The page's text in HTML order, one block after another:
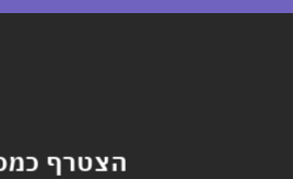
הצטרף כמפיץ